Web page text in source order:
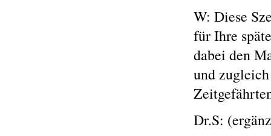
W: Diese
für Ihre
dabei den
und
Dr.S: